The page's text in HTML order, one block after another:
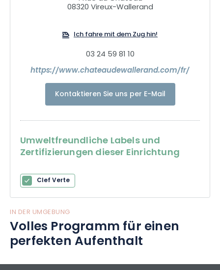
08320 Vireux-Wallerand
Ich fahre mit dem Zug hin!
03 24 59 81 10
https://www.chateaudewallerand.com/fr/
Kontaktieren Sie uns per E-Mail
Umweltfreundliche Labels und
Zertifizierungen dieser Einrichtung
Clef Verte
IN DER UMGEBUNG
Volles Programm für einen
perfekten Aufenthalt